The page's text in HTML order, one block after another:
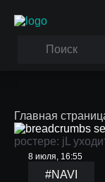
Главная
ростере: jL
8 июля, 16:55
#NAVI
NAVI